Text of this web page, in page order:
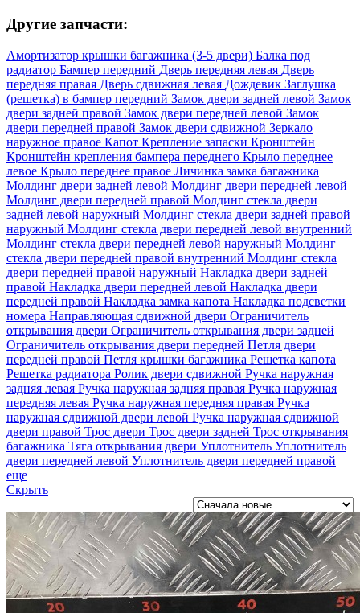
Другие запчасти:
Амортизатор крышки багажника (3-5 двери) Балка под
радиатор Бампер передний Дверь передняя левая Дверь
передняя правая Дверь сдвижная левая Дождевик Заглушка
(решетка) в бампер передний Замок двери задней левой Замок
двери задней правой Замок двери передней левой Замок
двери передней правой Замок двери сдвижной Зеркало
наружное правое Капот Крепление запаски Кронштейн
Кронштейн крепления бампера переднего Крыло переднее
левое Крыло переднее правое Личинка замка багажника
Молдинг двери задней левой Молдинг двери передней левой
Молдинг двери передней правой Молдинг стекла двери
задней левой наружный Молдинг стекла двери задней правой
наружный Молдинг стекла двери передней левой внутренний
Молдинг стекла двери передней левой наружный Молдинг
стекла двери передней правой внутренний Молдинг стекла
двери передней правой наружный Накладка двери задней
правой Накладка двери передней левой Накладка двери
передней правой Накладка замка капота Накладка подсветки
номера Направляющая сдвижной двери Ограничитель
открывания двери Ограничитель открывания двери задней
Ограничитель открывания двери передней Петля двери
передней правой Петля крышки багажника Решетка капота
Решетка радиатора Ролик двери сдвижной Ручка наружная
задняя левая Ручка наружная задняя правая Ручка наружная
передняя левая Ручка наружная передняя правая Ручка
наружная сдвижной двери левой Ручка наружная сдвижной
двери правой Трос двери Трос двери задней Трос открывания
багажника Тяга открывания двери Уплотнитель Уплотнитель
двери передней левой Уплотнитель двери передней правой
еще
Скрыть